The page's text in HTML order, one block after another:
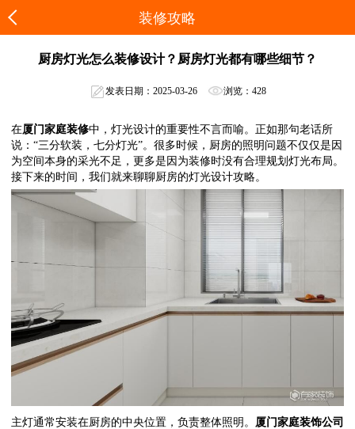
装修攻略
厨房灯光怎么装修设计？厨房灯光都有哪些细节？
发表日期：2025-03-26 浏览：428
在厦门家庭装修中，灯光设计的重要性不言而喻。正如那句老话所
说： “三分软装，七分灯光”。很多时候，厨房的照明问题不仅仅是因
为空间本身的采光不足，更多是因为装修时没有合理规划灯光布局。
接下来的时间，我们就来聊聊厨房的灯光设计攻略。
主灯通常安装在厨房的中央位置，负责整体照明。 厦门家庭装饰公司